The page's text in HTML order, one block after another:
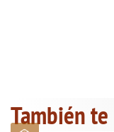
También